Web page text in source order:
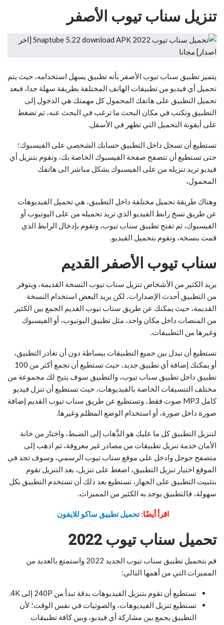
تنزيل سناب تيوب الأصفر
يتميز تطبيق سناب تيوب الأصفر بأنه تطبيق يسهل استخدامه، حيث يتم
تحميل أي فيديو من تطبيقات الهاتف المختلفة بطريقة سهلة جدا، فبعد
تحميل التطبيق على هاتفك المحمول كل مهمتك هي الدخول إلى
التطبيق وتكتب في مكان البحث ما ترغب في البحث عنه، ثم تضغط
على أيقونة التحميل التي تظهر في الأسفل.
تستطيع أن تسجل داخل التطبيق حسابك الشخصي على الفيسبوك؛
حتى تستطيع أن تتصفح صفحة الفيسبوك الخاصة بك، وتقوم بتنزيل أي
فيديو تريد تنزيله من على الفيسبوك بشكل مباشر الى هاتفك
المحمول،
وهناك طريقة تحميل مختلفة داخل التطبيق، هي تحميل الفيديوهات
عن طريق نسخ رابط الفيديو الذي تريد تحميله من على اليوتيوب أو
الفيسبوك، ثم تفتح تطبيق سناب تيوب، وتقوم بإدخال الرابط الذي
قمت بنسخه، وتقوم بتحميل الفيديو.
سناب تيوب الأصفر القديم
يريد الكثير من الأشخاص تنزيل سناب تيوب النسخة القديمة، ويتوفر
من التطبيق أحدث الإصدارات، لكن يريد البعض استخدام النسخة
القديمة، حيث يمكنك عن طريق سناب تيوب القديم الجمع بين الكثير
من المنصات داخل مكان واحد، مثل تطبيق اليوتيوب، أو الفيسبوك
وغيرها من التطبيقات.
تستطيع أن تبدل بين جميع التطبيقات ببساطة دون أن تغادر التطبيق،
أو يمكنك إضافة أي تطبيق جديد، حيث تستطيع أن تجمع أكثر من 100
تطبيق داخل تطبيق سناب تيوب، والتطبيق سوف يتيح لك مجموعة من
مختلف التنسيقات الخاصة بالفيديوهات، حيث تستطيع أن تنزل فيديو
كامل MP3 صوت فقط، وتستطيع عن طريق سناب تيوب القديم إضافة
صورة داخل صورة، أو استخدام الوضع المظلم وغيرها.
لتنزيل التطبيق كل ما عليك هو الذَّهاب إلى الضبط، واختار من خانة
الأمان خدمة تنزيل تطبيقات من مصادر غير معروفة، ثم اذهب إلى
متصفح جوجل وادخل على موقع سناب تيوب الرسمي، وسوف تجد في
الموقع اختيار تنزيل التطبيق، اضغط على تنزيل، بعد التنزيل تقوم
بتثبيت التطبيق على الجهاز، تستطيع بعد ذلك أن تستخدم التطبيق بكل
سهولة، فالتطبيق يوجد به الكثير من المميزات.
اقرأ أيضًا: تحميل تطبيق ساكو للايفون
تحميل سناب تيوب 2022
قم بتحميل تطبيق سناب تيوب الجديد 2022 واستمتع بالعديد من
المميزات التي من أهمها التالي:
تستطيع أن تقوم بتنزيل الفيديوهات بدقة تبدأ من 240P إلى 4K.
تستطيع تنزيل الفيديوهات، والصوتيات في نفس الوقت؛ لأن
التطبيق يجمع بين مشاركة أي فيديو، وبين كافة تطبيقات